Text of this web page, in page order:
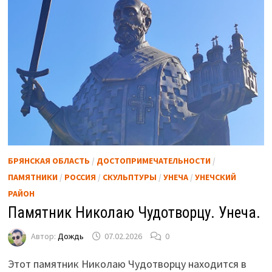
БРЯНСКАЯ ОБЛАСТЬ / ДОСТОПРИМЕЧАТЕЛЬНОСТИ/
ПАМЯТНИКИ/ РОССИЯ / СКУЛЬПТУРЫ / УНЕЧА/ УНЕЧСКИЙ
РАЙОН
Памятник Николаю Чудотворцу. Унеча.
Автор: Дождь 07.02.2026 0
Этот памятник Николаю Чудотворцу находится в